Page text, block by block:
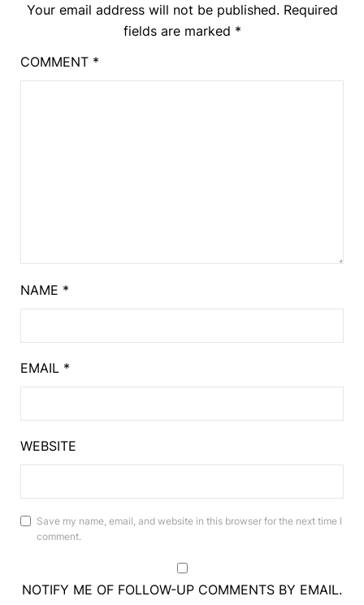
Your email address will not be published. Required
fields are marked *
COMMENT *
NAME *
EMAIL *
WEBSITE
Save my name, email, and website in this browser for the next time I
comment.
NOTIFY ME OF FOLLOW-UP COMMENTS BY EMAIL.